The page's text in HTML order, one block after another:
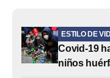
ESTILO DE
Covid-19
niños